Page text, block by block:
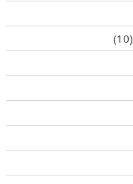
(10)